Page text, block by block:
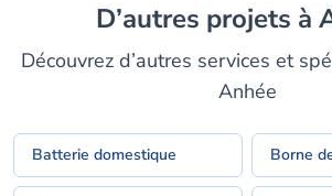
D’autres projets à
Découvrez d’autres services et
Anhée
Batterie domestique Borne